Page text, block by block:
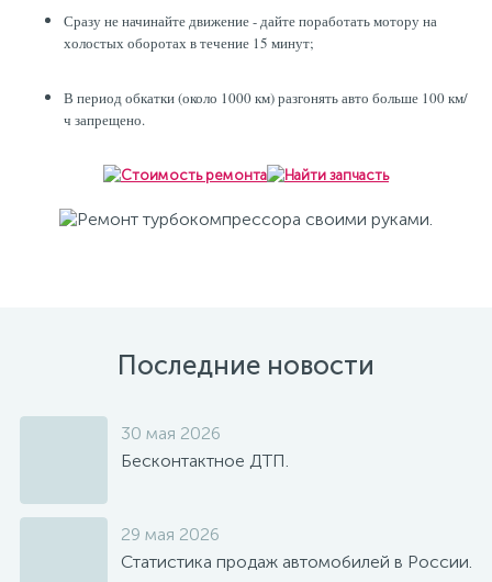
Сразу не начинайте движение - дайте поработать мотору на
холостых оборотах в течение 15 минут;
В период обкатки (около 1000 км) разгонять авто больше 100 км/
ч запрещено.
Последние новости
30 мая 2026
Бесконтактное ДТП.
29 мая 2026
Статистика продаж автомобилей в России.